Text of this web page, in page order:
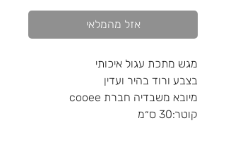
אזל מהמלאי
מגש מתכת עגול איכותי
בצבע ורוד בהיר ועדין
מיובא משבדיה חברת cooee
קוטר:30 ס״מ